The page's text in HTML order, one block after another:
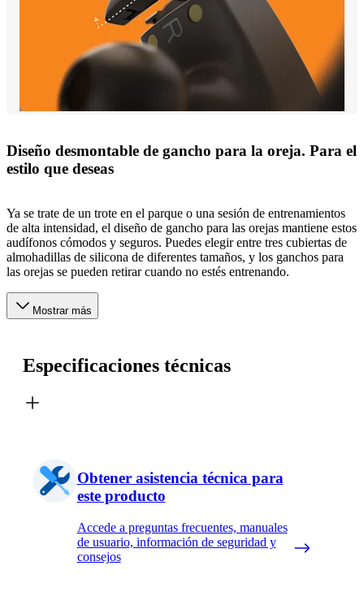
Diseño desmontable de gancho para la oreja. Para el
estilo que deseas
Ya se trate de un trote en el parque o una sesión de entrenamientos
de alta intensidad, el diseño de gancho para las orejas mantiene estos
audífonos cómodos y seguros. Puedes elegir entre tres cubiertas de
almohadillas de silicona de diferentes tamaños, y los ganchos para
las orejas se pueden retirar cuando no estés entrenando.
Mostrar más
Especificaciones técnicas
Obtener asistencia técnica para
este producto
Accede a preguntas frecuentes, manuales
de usuario, información de seguridad y
consejos